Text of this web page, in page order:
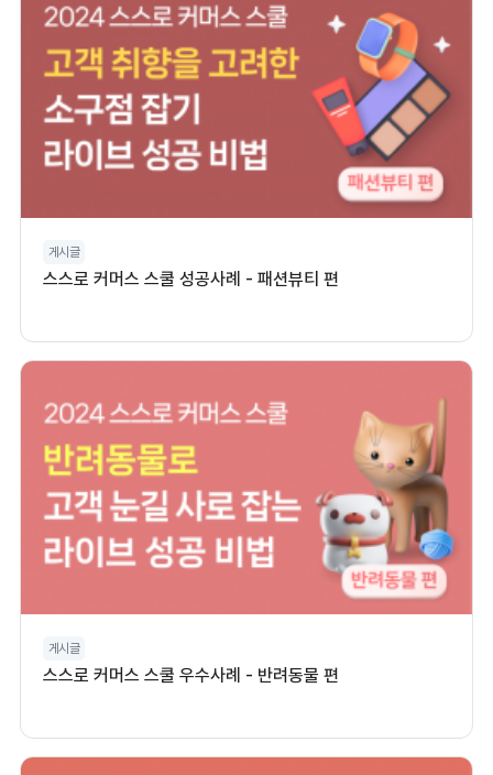
게시글
스스로 커머스 스쿨 성공사례 - 패션뷰티 편
게시글
스스로 커머스 스쿨 우수사례 - 반려동물 편